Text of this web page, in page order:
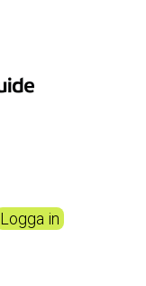
Logga in